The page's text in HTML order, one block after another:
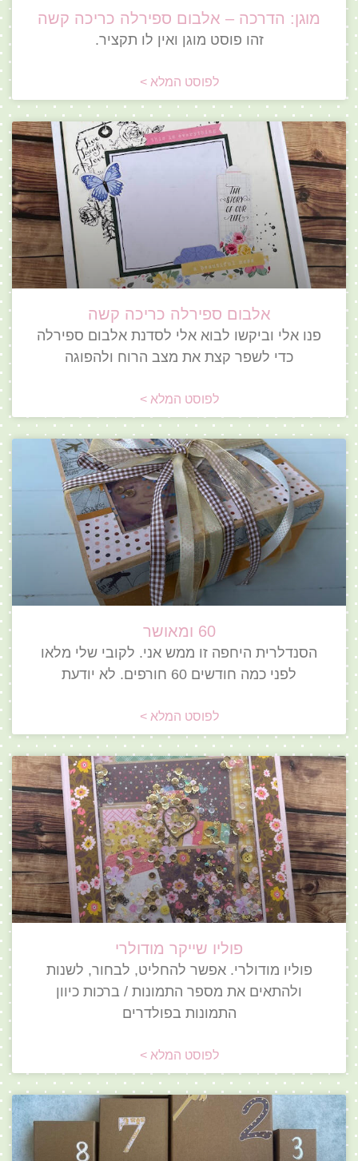
מוגן: הדרכה – אלבום ספירלה כריכה קשה
זהו פוסט מוגן ואין לו תקציר.
לפוסט המלא >
אלבום ספירלה כריכה קשה
פנו אלי וביקשו לבוא אלי לסדנת אלבום ספירלה
כדי לשפר קצת את מצב הרוח ולהפוגה
לפוסט המלא >
60 ומאושר
הסנדלרית היחפה זו ממש אני. לקובי שלי מלאו
לפני כמה חודשים 60 חורפים. לא יודעת
לפוסט המלא >
פוליו שייקר מודולרי
פוליו מודולרי. אפשר להחליט, לבחור, לשנות
ולהתאים את מספר התמונות / ברכות כיוון
התמונות בפולדרים
לפוסט המלא >